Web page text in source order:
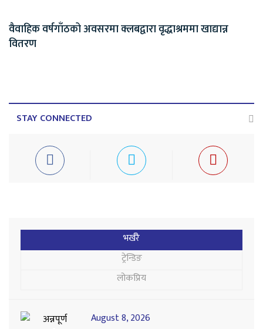
वैवाहिक वर्षगाँठको अवसरमा क्लबद्वारा वृद्धाश्रममा खाद्यान्न
वितरण
STAY CONNECTED
भर्खरै
ट्रेन्डिङ
लोकप्रिय
August 8, 2026